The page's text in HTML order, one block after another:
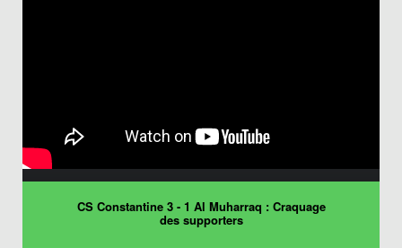
CS Constantine 3 - 1 Al Muharraq : Craquage
des supporters